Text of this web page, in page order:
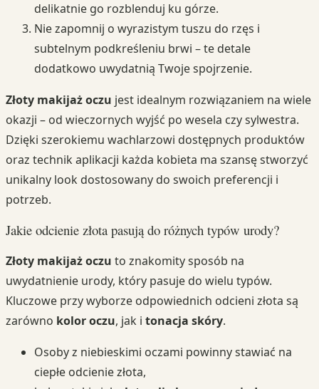
delikatnie go rozblenduj ku górze.
Nie zapomnij o wyrazistym tuszu do rzęs i
subtelnym podkreśleniu brwi – te detale
dodatkowo uwydatnią Twoje spojrzenie.
Złoty makijaż oczu jest idealnym rozwiązaniem na wiele
okazji – od wieczornych wyjść po wesela czy sylwestra.
Dzięki szerokiemu wachlarzowi dostępnych produktów
oraz technik aplikacji każda kobieta ma szansę stworzyć
unikalny look dostosowany do swoich preferencji i
potrzeb.
Jakie odcienie złota pasują do różnych typów urody?
Złoty makijaż oczu to znakomity sposób na
uwydatnienie urody, który pasuje do wielu typów.
Kluczowe przy wyborze odpowiednich odcieni złota są
zarówno kolor oczu, jak i tonacja skóry.
Osoby z niebieskimi oczami powinny stawiać na
ciepłe odcienie złota,